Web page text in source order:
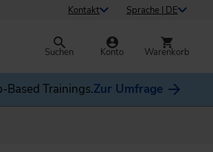
Kontakt Sprache | DE
Suchen Konto Warenkorb
Trainings.Zur Umfrage